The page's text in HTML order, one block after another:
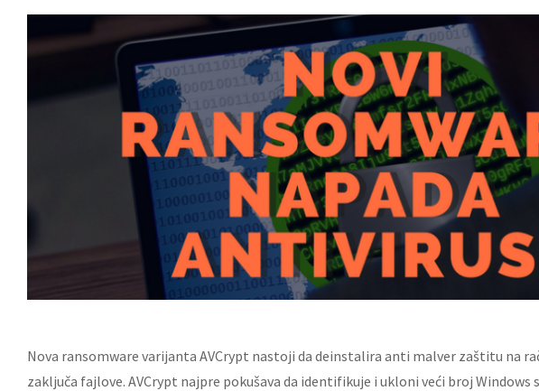
Nova ransomware varijanta AVCrypt nastoji da deinstalira anti malver zaštitu na
zaključa fajlove. AVCrypt najpre pokušava da identifikuje i ukloni veći broj Windows